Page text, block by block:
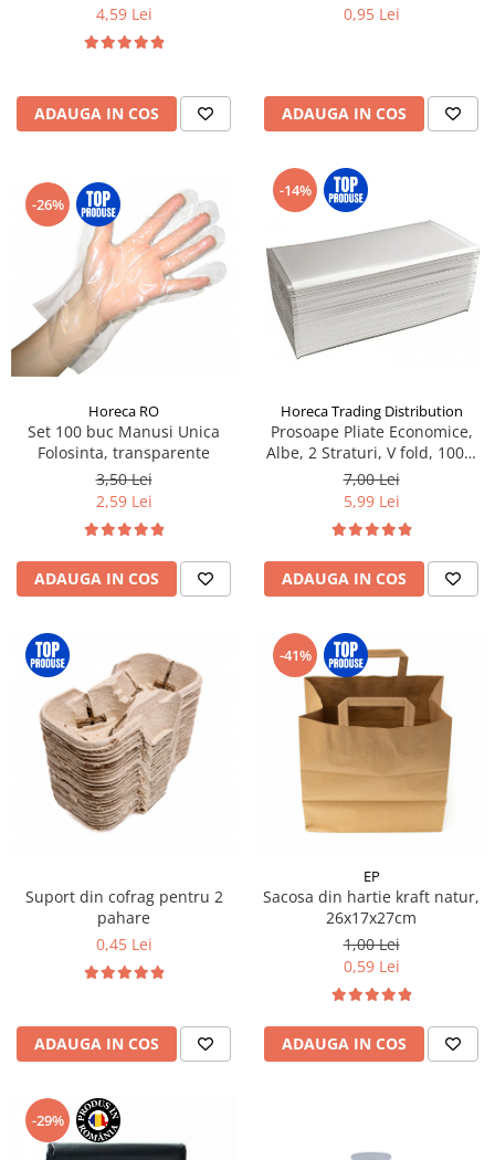
4,59 Lei
ADAUGA IN COS
0,95 Lei
ADAUGA IN COS
-26%
Horeca RO
Set 100 buc Manusi Unica
Folosinta, transparente
3,50 Lei
2,59 Lei
ADAUGA IN COS
-14%
Horeca Trading Distribution
Prosoape Pliate Economice,
Albe, 2 Straturi, V fold, 100%
Celuloza, 150buc/pac
7,00 Lei
5,99 Lei
ADAUGA IN COS
Suport din cofrag pentru 2
pahare
0,45 Lei
ADAUGA IN COS
-41%
EP
Sacosa din hartie kraft natur,
26x17x27cm
1,00 Lei
0,59 Lei
ADAUGA IN COS
-29%